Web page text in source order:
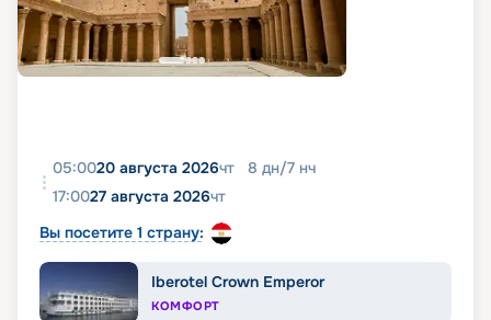
05:0020 августа 2026чт 8 дн/7 нч
17:0027 августа 2026чт
Вы посетите 1 страну:
Iberotel Crown Emperor
КОМФОРТ